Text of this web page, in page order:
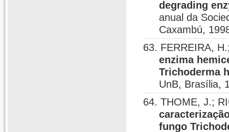
degrading
anual da
Caxambú,
63. FERREIRA,
enzima
Trichoderma
UnB, Brasília,
64. THOME, J.;
fungo